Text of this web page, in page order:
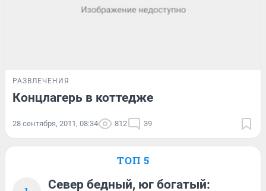
РАЗВЛЕЧЕНИЯ
Концлагерь в коттедже
28 сентября, 2011, 08:34 812 39
ТОП 5
Север бедный, юг богатый: